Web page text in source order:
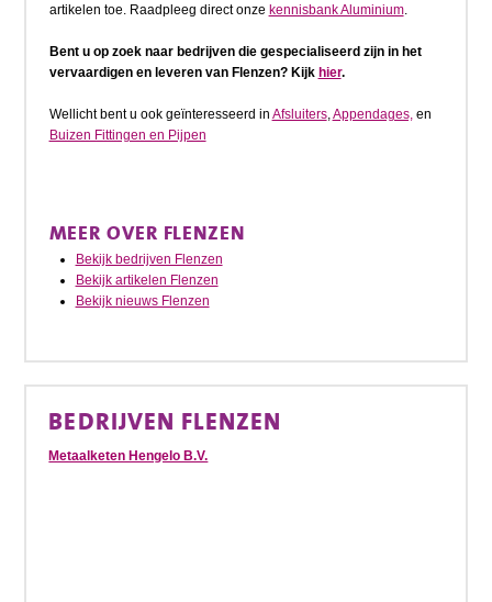
artikelen toe. Raadpleeg direct onze kennisbank Aluminium.
Bent u op zoek naar bedrijven die gespecialiseerd zijn in het
vervaardigen en leveren van Flenzen? Kijk hier.
Wellicht bent u ook geïnteresseerd in Afsluiters, Appendages, en
Buizen Fittingen en Pijpen
MEER OVER FLENZEN
Bekijk bedrijven Flenzen
Bekijk artikelen Flenzen
Bekijk nieuws Flenzen
BEDRIJVEN FLENZEN
Metaalketen Hengelo B.V.